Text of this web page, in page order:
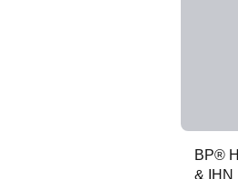
BP®
& IHN